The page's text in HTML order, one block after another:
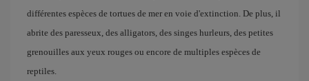
différentes espèces de tortues de mer en voie d'extinction. De plus, il
abrite des paresseux, des alligators, des singes hurleurs, des petites
grenouilles aux yeux rouges ou encore de multiples espèces de
reptiles.